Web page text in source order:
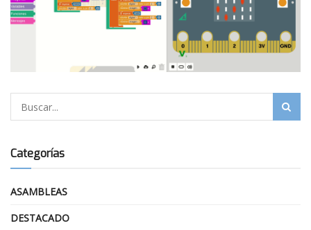
Categorías
ASAMBLEAS
DESTACADO